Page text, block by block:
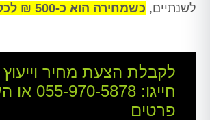
לשנתיים, כשמחירה הוא כ-500 ₪ לכל חדר
לקבלת הצעת מחיר
חייגו: 055-970-5878 או
פרטים